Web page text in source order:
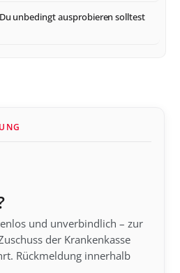
unbedingt ausprobieren solltest
und unverbindlich – zur
der Krankenkasse
Rückmeldung innerhalb